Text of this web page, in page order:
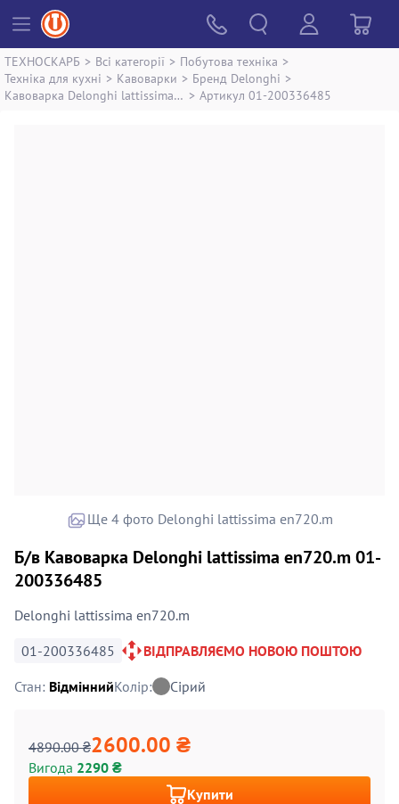
ТЕХНОСКАРБ > Всі категорії > Побутова техніка >
Техніка для кухні > Кавоварки > Бренд Delonghi >
Кавоварка Delonghi lattissima en720.m > Артикул 01-200336485
Ще 4 фото Delonghi lattissima en720.m
Б/в Кавоварка Delonghi lattissima en720.m 01-
200336485
Delonghi lattissima en720.m
01-200336485
ВІДПРАВЛЯЄМО НОВОЮ ПОШТОЮ
Стан: ВідміннийКолір: Сірий
4890.00 ₴2600.00 ₴
Вигода 2290 ₴
Купити